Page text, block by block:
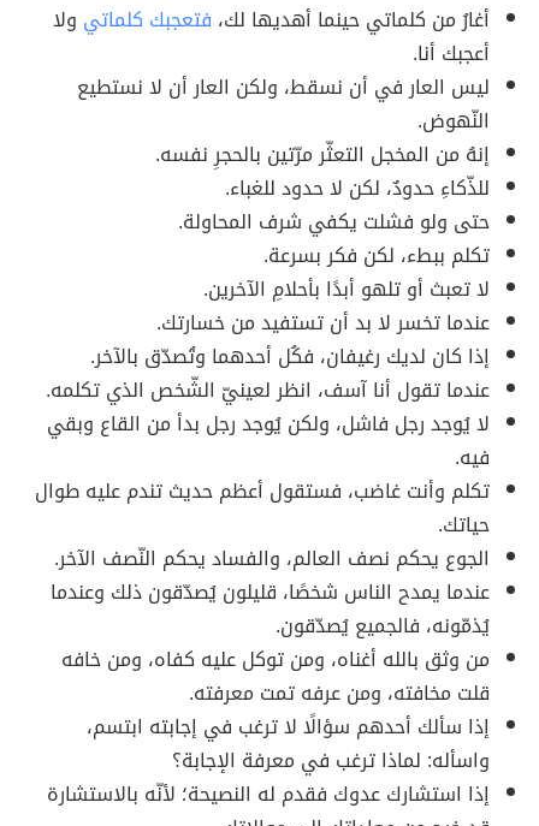
أغارُ من كلماتي حينما أهديها لك، فتعجبك كلماتي ولا
أعجبك أنا.
ليس العار في أن نسقط، ولكن العار أن لا نستطيع
النّهوض.
إنهُ من المخجل التعثّر مرّتين بالحجرِ نفسه.
للذّكاءِ حدودٌ، لكن لا حدود للغباء.
حتى ولو فشلت يكفي شرف المحاولة.
تكلم ببطء، لكن فكر بسرعة.
لا تعبث أو تلهو أبدًا بأحلامِ الآخرين.
عندما تخسر لا بد أن تستفيد من خسارتك.
إذا كان لديك رغيفان، فكُل أحدهما وتُصدّق بالآخر.
عندما تقول أنا آسف، انظر لعينيّ الشّخص الذي تكلمه.
لا يُوجد رجل فاشل، ولكن يُوجد رجل بدأ من القاع وبقي
فيه.
تكلم وأنت غاضب، فستقول أعظم حديث تندم عليه طوال
حياتك.
الجوع يحكم نصف العالم، والفساد يحكم النّصف الآخر.
عندما يمدح الناس شخصًا، قليلون يُصدّقون ذلك وعندما
يُذمّونه، فالجميع يُصدّقون.
من وثق بالله أغناه، ومن توكل عليه كفاه، ومن خافه
قلت مخافته، ومن عرفه تمت معرفته.
إذا سألك أحدهم سؤالًا لا ترغب في إجابته ابتسم،
واسأله: لماذا ترغب في معرفة الإجابة؟
إذا استشارك عدوك فقدم له النصيحة؛ لأنّه بالاستشارة